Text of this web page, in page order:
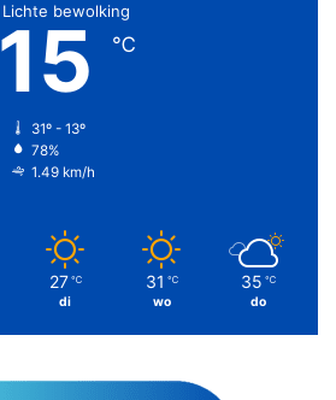
Lichte bewolking
15 ℃
31º - 13º
78%
1.49 km/h
27 ℃
di
31 ℃
wo
35 ℃
do